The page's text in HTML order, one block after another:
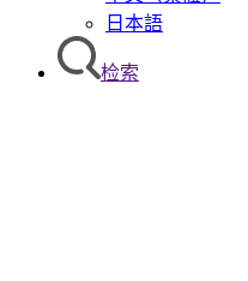
日本語
检索